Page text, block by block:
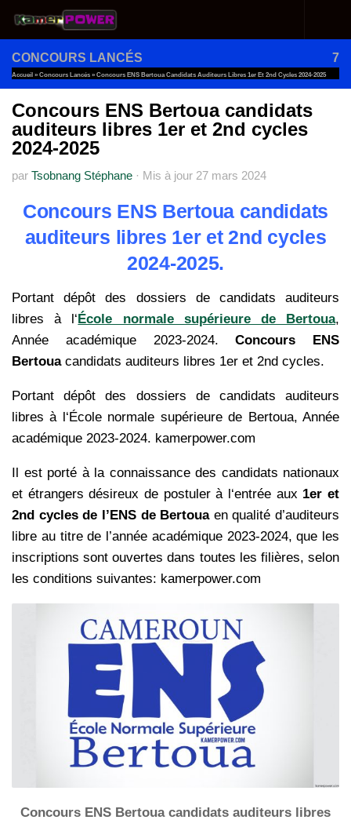
Au dessous du contenu
CONCOURS LANCÉS 7
Accueil » Concours Lancés » Concours ENS Bertoua Candidats Auditeurs Libres 1er Et 2nd Cycles 2024-2025
Concours ENS Bertoua candidats
auditeurs libres 1er et 2nd cycles
2024-2025
par Tsobnang Stéphane · Mis à jour 27 mars 2024
Concours ENS Bertoua candidats
auditeurs libres 1er et 2nd cycles
2024-2025.
Portant dépôt des dossiers de candidats auditeurs
libres à l‘École normale supérieure de Bertoua,
Année académique 2023-2024.Concours ENS
Bertouacandidats auditeurs libres 1er et 2nd cycles.
Portant dépôt des dossiers de candidats auditeurs
libres à l‘École normale supérieure de Bertoua, Année
académique 2023-2024. kamerpower.com
Il est porté à la connaissance des candidats nationaux
et étrangers désireux de postuler à l‘entrée aux 1er et
2nd cycles de l’ENS de Bertouaen qualité d’auditeurs
libre au titre de l’année académique 2023-2024, que les
inscriptions sont ouvertes dans toutes les filières, selon
les conditions suivantes: kamerpower.com
Concours ENS Bertoua candidats auditeurs libres